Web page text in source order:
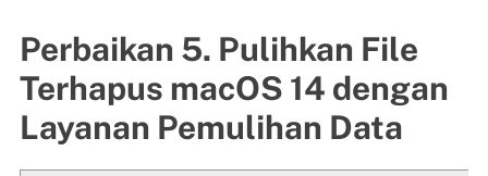
Perbaikan 5. Pulihkan File
Terhapus macOS 14 dengan
Layanan Pemulihan Data